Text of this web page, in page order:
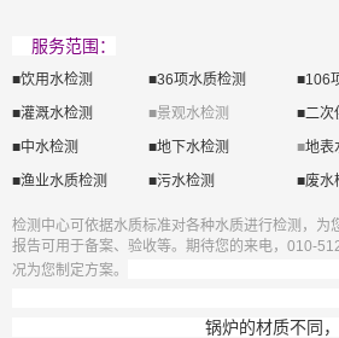
服务范围：
■饮用水检测 ■36项水质检测 ■106
■灌溉水检测
■景观水检测 ■二次
■中水检测
■地下水检测 ■地表
■渔业水质检测
■污水检测 ■废水
检测中心可依据水质标准对各种水质进行检测，为
报告可用于备案、验收等。期待您的来电，010-
况为您制定方案。
锅炉的材质不同，因此可